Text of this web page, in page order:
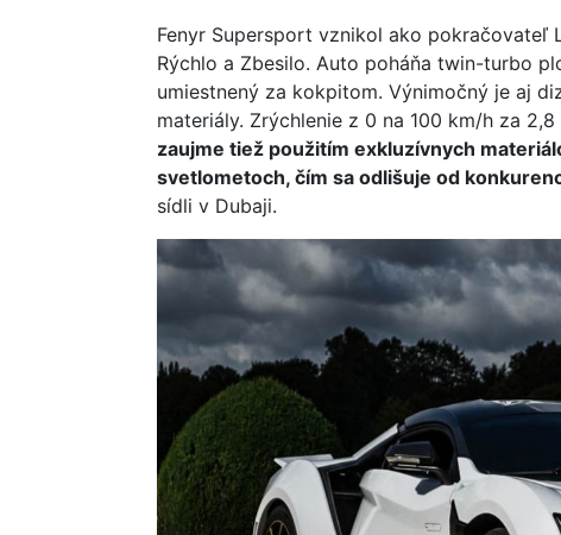
Fenyr Supersport vznikol ako pokračovateľ
Rýchlo a Zbesilo. Auto poháňa twin-turbo
umiestnený za kokpitom. Výnimočný je aj
materiály. Zrýchlenie z 0 na 100 km/h za
zaujme tiež použitím exkluzívnych
svetlometoch, čím sa odlišuje od
sídli v Dubaji.